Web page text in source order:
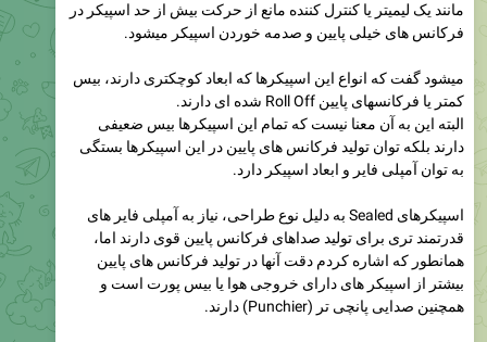
مانند یک لیمیتر یا کنترل کننده مانع از حرکت بیش از حد اسپیکر در
فرکانس های خیلی پایین و صدمه خوردن اسپیکر میشود.
میشود گفت که انواع این اسپیکرها که ابعاد کوچکتری دارند، بیس
کمتر یا فرکانسهای پایین Roll Off شده ای دارند.
البته این به آن معنا نیست که تمام این اسپیکرها بیس ضعیفی
دارند بلکه توان تولید فرکانس های پایین در این اسپیکرها بستگی
به توان آمپلی فایر و ابعاد اسپیکر دارد.
اسپیکرهای Sealed به دلیل نوع طراحی، نیاز به آمپلی فایر های
قدرتمند تری برای تولید صداهای فرکانس پایین قوی دارند اما،
همانطور که اشاره کردم دقت آنها در تولید فرکانس های پایین
بیشتر از اسپیکر های دارای خروجی هوا یا بیس پورت است و
همچنین صدایی پانچی تر (Punchier) دارند.